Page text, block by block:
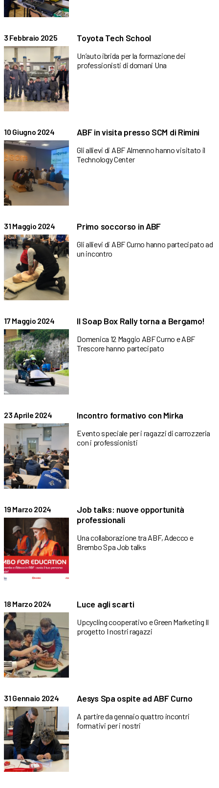
3 Febbraio 2025 Toyota Tech School
Un’auto ibrida per la formazione dei
professionisti di domani Una
10 Giugno 2024 ABF in visita presso SCM di Rimini
Gli allievi di ABF Almenno hanno visitato il
Technology Center
31 Maggio 2024 Primo soccorso in ABF
Gli allievi di ABF Curno hanno partecipato ad
un incontro
17 Maggio 2024 Il Soap Box Rally torna a Bergamo!
Domenica 12 Maggio ABF Curno e ABF
Trescore hanno partecipato
23 Aprile 2024 Incontro formativo con Mirka
Evento speciale per i ragazzi di carrozzeria
con i professionisti
19 Marzo 2024
Job talks: nuove opportunità
professionali
Una collaborazione tra ABF, Adecco e
Brembo Spa Job talks
18 Marzo 2024 Luce agli scarti
Upcycling cooperativo e Green Marketing Il
progetto I nostri ragazzi
31 Gennaio 2024 Aesys Spa ospite ad ABF Curno
A partire da gennaio quattro incontri
formativi per i nostri